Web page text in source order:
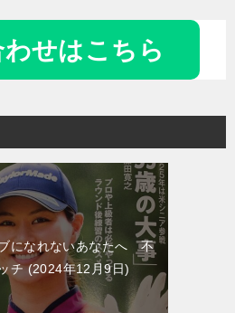
せはこちら
になれないあなたへ 不
チ
2024年12月9日